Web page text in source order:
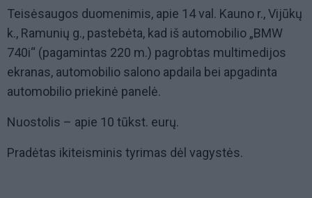
Teisėsaugos duomenimis, apie 14 val. Kauno r., Vijūkų
k., Ramunių g., pastebėta, kad iš automobilio „BMW
740i“ (pagamintas 220 m.) pagrobtas multimedijos
ekranas, automobilio salono apdaila bei apgadinta
automobilio priekinė panelė.
Nuostolis – apie 10 tūkst. eurų.
Pradėtas ikiteisminis tyrimas dėl vagystės.